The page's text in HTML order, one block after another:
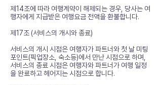
제14조에 따라 여행계약이 해제되는 경우, 당사는 여
행자에게 지급받은 여행요금 전액을 환불합니다.
제17조 (서비스의 개시와 종료)
서비스의 개시 시점은 여행자가 파트너와 첫 날 미팅
포인트(픽업장소, 숙소등)에서 만난 시점으로 하며,
서비스의 종료 시점은 여행자와 파트너가 여행 일정
을 완료하고 헤어지는 시점으로 합니다.